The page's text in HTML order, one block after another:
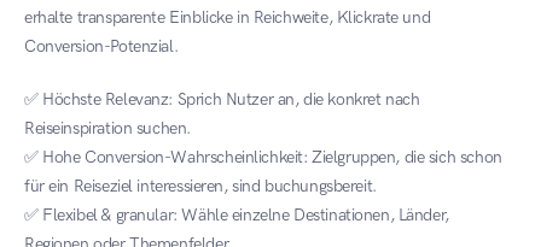
erhalte transparente Einblicke in Reichweite, Klickrate und
Conversion-Potenzial.
✅ Höchste Relevanz: Sprich Nutzer an, die konkret nach
Reiseinspiration suchen.
✅ Hohe Conversion-Wahrscheinlichkeit: Zielgruppen, die sich schon
für ein Reiseziel interessieren, sind buchungsbereit.
✅ Flexibel & granular: Wähle einzelne Destinationen, Länder,